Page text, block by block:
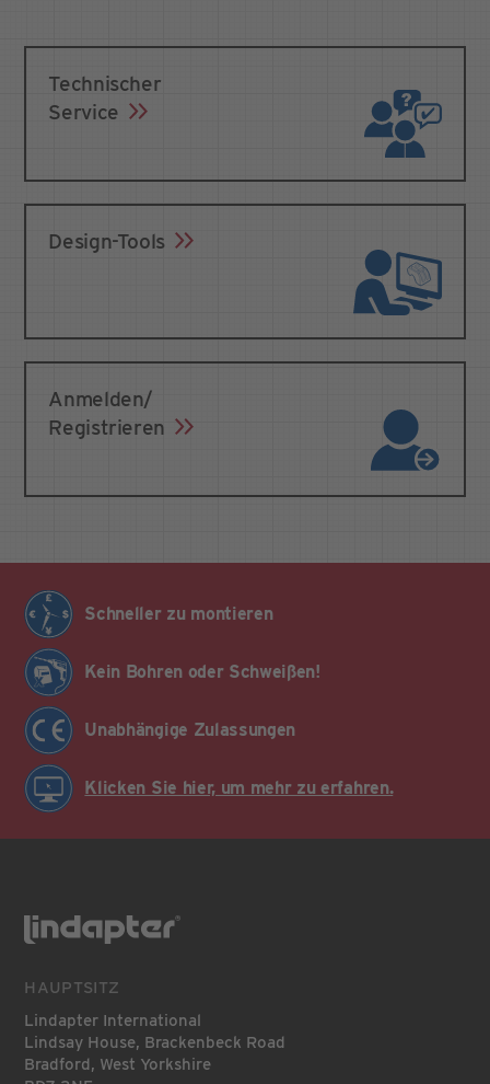
Technischer
Service
Design-Tools
Anmelden/
Registrieren
Schneller zu montieren
Kein Bohren oder Schweißen!
Unabhängige Zulassungen
Klicken Sie hier, um mehr zu erfahren.
HAUPTSITZ
Lindapter International
Lindsay House, Brackenbeck Road
Bradford, West Yorkshire